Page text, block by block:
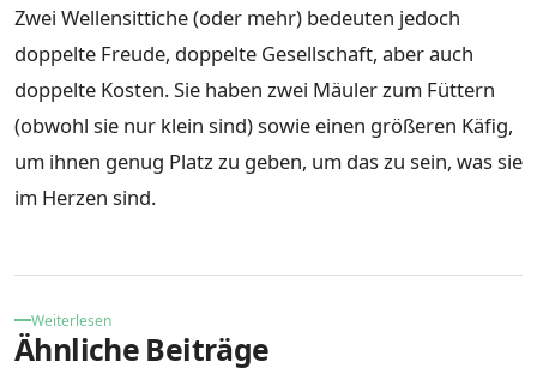
Zwei Wellensittiche (oder mehr) bedeuten jedoch
doppelte Freude, doppelte Gesellschaft, aber auch
doppelte Kosten. Sie haben zwei Mäuler zum Füttern
(obwohl sie nur klein sind) sowie einen größeren Käfig,
um ihnen genug Platz zu geben, um das zu sein, was sie
im Herzen sind.
Weiterlesen
Ähnliche Beiträge